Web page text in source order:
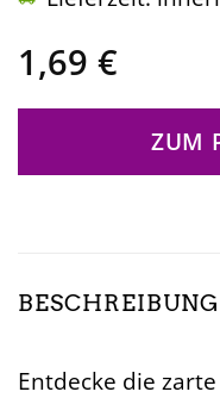
1,69 €
ZUM
BESCHREIBUNG
Entdecke die